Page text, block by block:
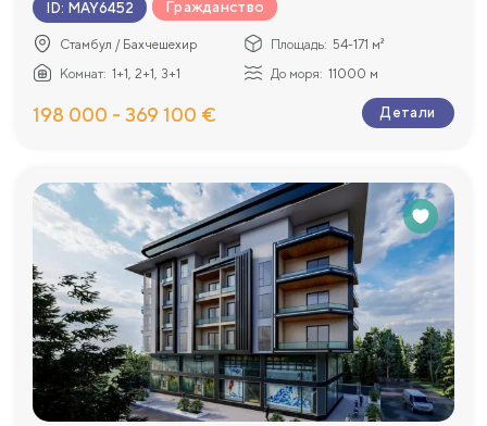
ID: MAY6452 Гражданство
Стамбул / Бахчешехир Площадь: 54-171 м²
Комнат: 1+1, 2+1, 3+1 До моря: 11000 м
198 000 - 369 100 € Детали